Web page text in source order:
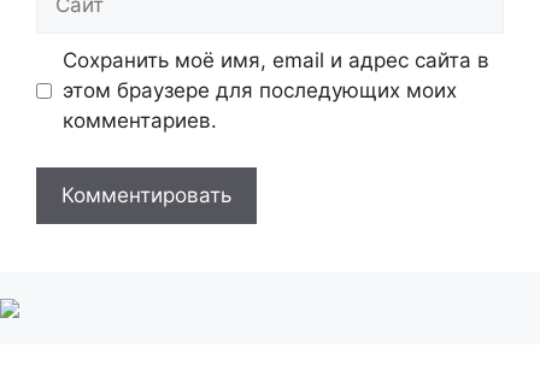
Сохранить моё имя, email и адрес сайта в
этом браузере для последующих моих
комментариев.